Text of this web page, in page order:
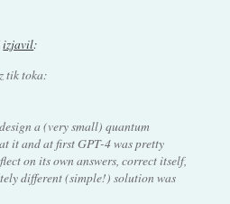
izjavil:
tik toka:
a (very small) quantum
it and at first GPT-4 was pretty
on its own answers, correct itself,
different (simple!) solution was